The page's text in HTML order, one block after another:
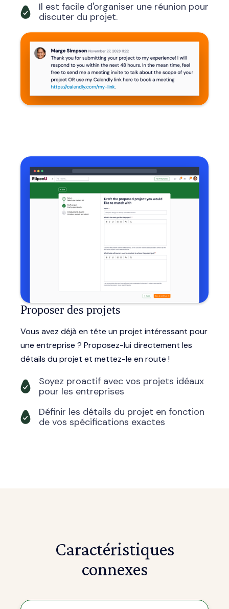
Il est facile d'organiser une réunion pour
discuter du projet.
Proposer des projets
Vous avez déjà en tête un projet intéressant pour
une entreprise ? Proposez-lui directement les
détails du projet et mettez-le en route !
Soyez proactif avec vos projets idéaux
pour les entreprises
Définir les détails du projet en fonction
de vos spécifications exactes
Caractéristiques
connexes